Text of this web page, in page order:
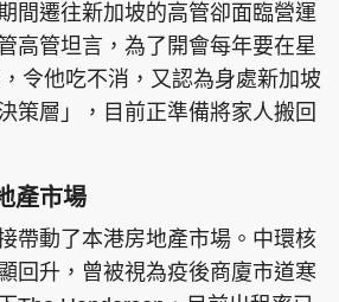
間遷往新加坡的高管卻面臨營運
高管坦言，為了開會每年要在星
令他吃不消，又認為身處新加坡
策層」，目前正準備將家人搬回
產市場
帶動了本港房地產市場。中環核
回升，曾被視為疫後商廈市道寒